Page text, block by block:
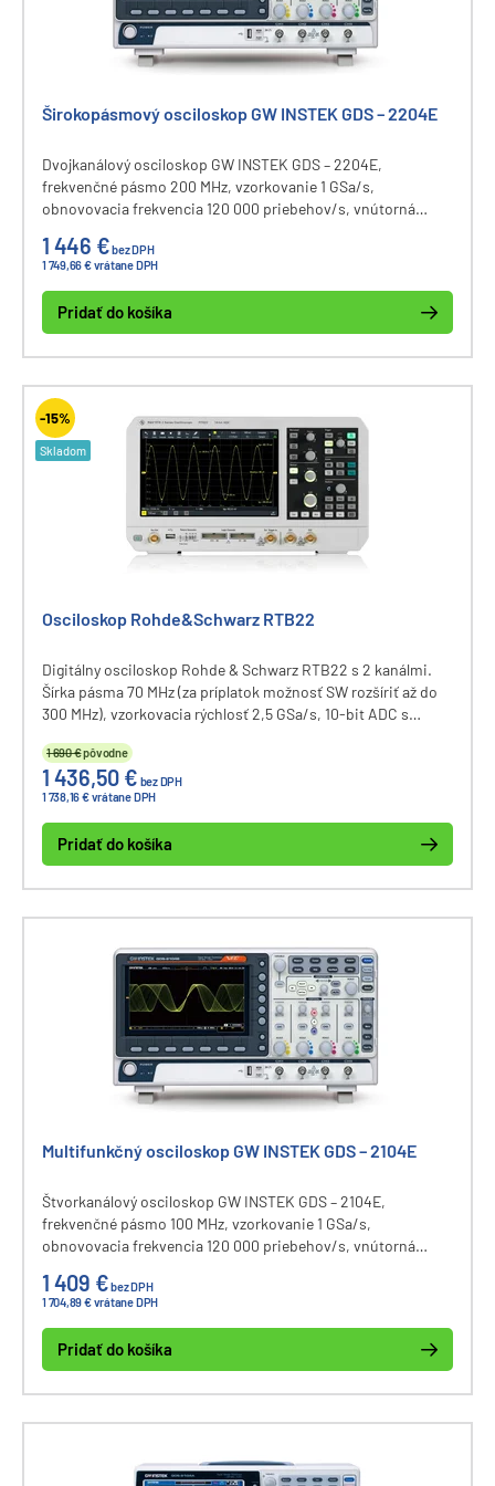
Širokopásmový osciloskop GW INSTEK GDS – 2204E
Dvojkanálový osciloskop GW INSTEK GDS – 2204E,
frekvenčné pásmo 200 MHz, vzorkovanie 1 GSa/s,
obnovovacia frekvencia 120 000 priebehov/s, vnútorná
funkcií, segmentovaná pamäť, FFT analýza, filtrovanie a
datalogging signálov, 8” LCD displej, komunikačné rozhranie
USB, LAN, dekódovanie zberníc I2C, SPI, UART, CAN, LIN.
1 446 €bez DPH
1 749,66 € vrátane DPH
Pridať do košíka
-15%
Skladom
Osciloskop Rohde&Schwarz RTB22
Digitálny osciloskop Rohde & Schwarz RTB22 s 2 kanálmi.
Šírka pásma 70 MHz (za príplatok možnosť SW rozšíriť až do
300 MHz), vzorkovacia rýchlosť 2,5 GSa/s, 10-bit ADC s
obrazovka 10,1" rozlíšenie 1280x800 px, komunikácia cez USB
a LAN.
1 690 €pôvodne
1 436,50 € bez DPH
1 738,16 € vrátane DPH
Pridať do košíka
Multifunkčný osciloskop GW INSTEK GDS – 2104E
Štvorkanálový osciloskop GW INSTEK GDS – 2104E,
frekvenčné pásmo 100 MHz, vzorkovanie 1 GSa/s,
obnovovacia frekvencia 120 000 priebehov/s, vnútorná
funkcí, segmentovaná pamäť, FFT analýza, filtrovanie a
datalogging signálov, 8” LCD displej, komunikačné rozhranie
USB, LAN, dekódovanie zberníc I2C, SPI, UART, CAN, LIN.
1 409 €bez DPH
1 704,89 € vrátane DPH
Pridať do košíka